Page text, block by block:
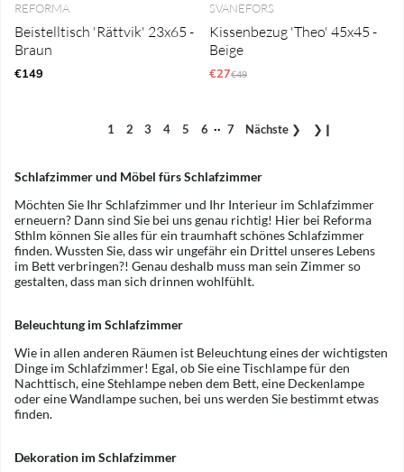
REFORMA
Beistelltisch 'Rättvik' 23x65 -
Braun
€149
SVANEFORS
Kissenbezug 'Theo' 45x45 -
Beige
€27Regulärer Preis:
€49
1 2 3 4 5 6 .. 7 Nächste ❯ ❯❙
Schlafzimmer und Möbel fürs Schlafzimmer
Möchten Sie Ihr Schlafzimmer und Ihr Interieur im Schlafzimmer
erneuern? Dann sind Sie bei uns genau richtig! Hier bei Reforma
Sthlm können Sie alles für ein traumhaft schönes Schlafzimmer
finden. Wussten Sie, dass wir ungefähr ein Drittel unseres Lebens
im Bett verbringen?! Genau deshalb muss man sein Zimmer so
gestalten, dass man sich drinnen wohlfühlt.
Beleuchtung im Schlafzimmer
Wie in allen anderen Räumen ist Beleuchtung eines der wichtigsten
Dinge im Schlafzimmer! Egal, ob Sie eine Tischlampe für den
Nachttisch, eine Stehlampe neben dem Bett, eine Deckenlampe
oder eine Wandlampe suchen, bei uns werden Sie bestimmt etwas
finden.
Dekoration im Schlafzimmer